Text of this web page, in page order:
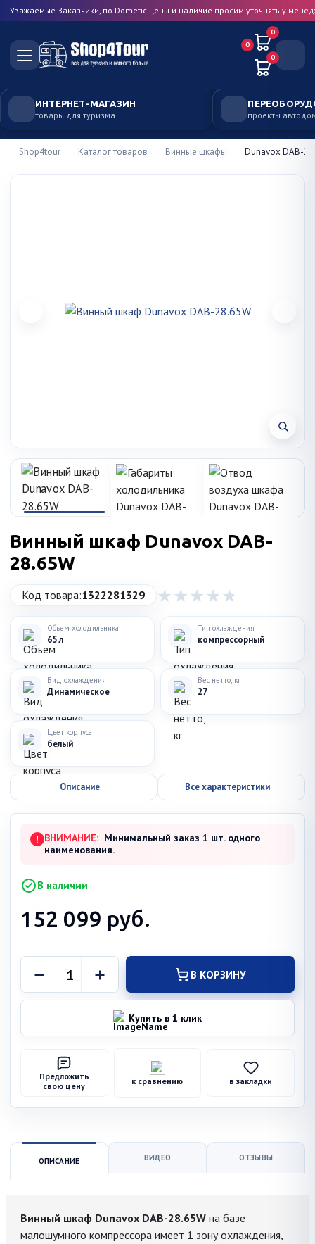
Уважаемые Заказчики, по Dometic цены и наличие просим уточнять у
0
0
0
ИНТЕРНЕТ-МАГАЗИН
товары для туризма проекты
Shop4tour Каталог товаров Винные шкафы Dunavox DAB-
Винный шкаф Dunavox DAB-
28.65W
Код товара:1322281329
Объем холодильника
65 л
Тип охлаждения
компрессорный
Вид охлаждения
Динамическое
Вес нетто, кг
27
Цвет корпуса
белый
Описание Все характеристики
! ВНИМАНИЕ: Минимальный заказ 1 шт. одного
наименования.
В наличии
152 099 руб.
В КОРЗИНУ
Купить в 1 клик
Предложить
свою цену
к сравнению в закладки
ОПИСАНИЕ ВИДЕО ОТЗЫВЫ
Винный шкаф Dunavox DAB-28.65W на базе
малошумного компрессора имеет 1 зону охлаждения,